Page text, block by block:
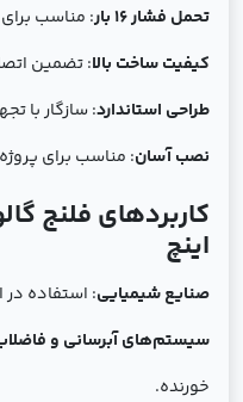
تحمل فشار 16 بار
: مناسب
کیفیت ساخت بالا: تضمین
طراحی استاندارد: سازگار با
نصب آسان: مناسب برای
اینچ
صنایع شیمیایی: استفاده در
سیستم‌های آبرسانی و
خورنده.